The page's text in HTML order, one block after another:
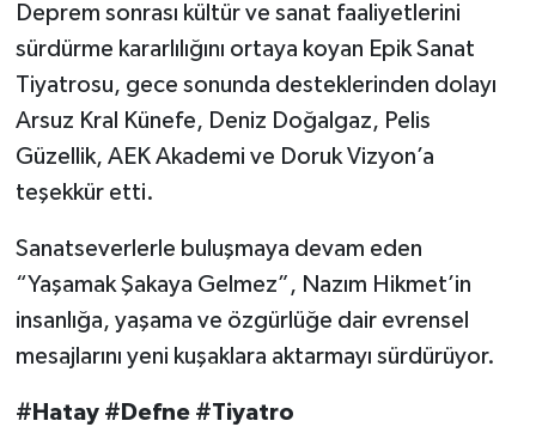
Deprem sonrası kültür ve sanat faaliyetlerini
sürdürme kararlılığını ortaya koyan Epik Sanat
Tiyatrosu, gece sonunda desteklerinden dolayı
Arsuz Kral Künefe, Deniz Doğalgaz, Pelis
Güzellik, AEK Akademi ve Doruk Vizyon’a
teşekkür etti.
Sanatseverlerle buluşmaya devam eden
“Yaşamak Şakaya Gelmez”, Nazım Hikmet’in
insanlığa, yaşama ve özgürlüğe dair evrensel
mesajlarını yeni kuşaklara aktarmayı sürdürüyor.
#Hatay #Defne #Tiyatro